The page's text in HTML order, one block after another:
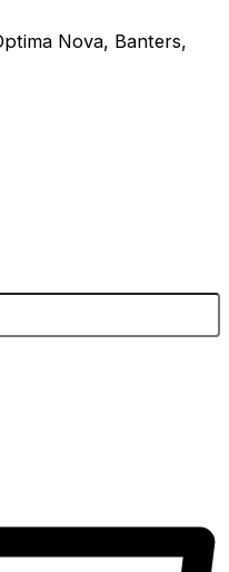
Nova, Banters,